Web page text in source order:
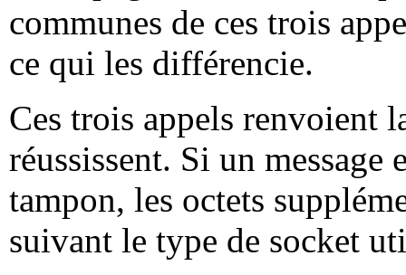
communes de ces trois
ce qui les différencie.
Ces trois appels renvoient
réussissent. Si un
tampon, les octets
suivant le type de socket